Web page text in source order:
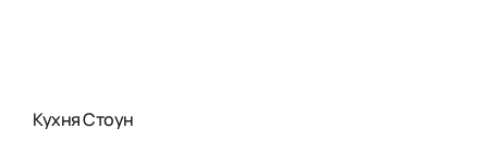
Кухня Стоун